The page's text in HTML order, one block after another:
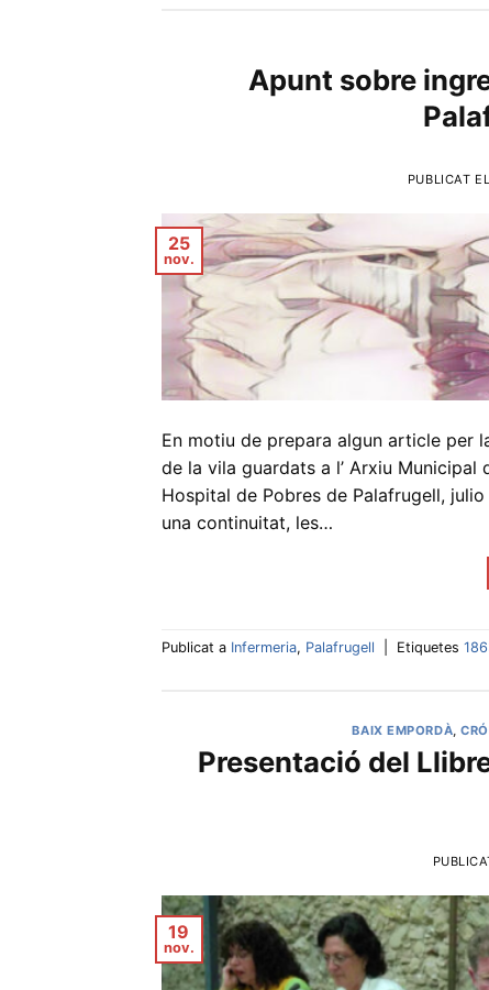
Apunt sobre
PUBLICAT EL
25
nov.
En motiu de prepara algun article per
de la vila guardats a l’ Arxiu Municipal
Hospital de Pobres de Palafrugell,
una continuitat, les…
Publicat a Infermeria, Palafrugell Etiquetes
BAIX EMPORDÀ,
Presentació del
19
nov.